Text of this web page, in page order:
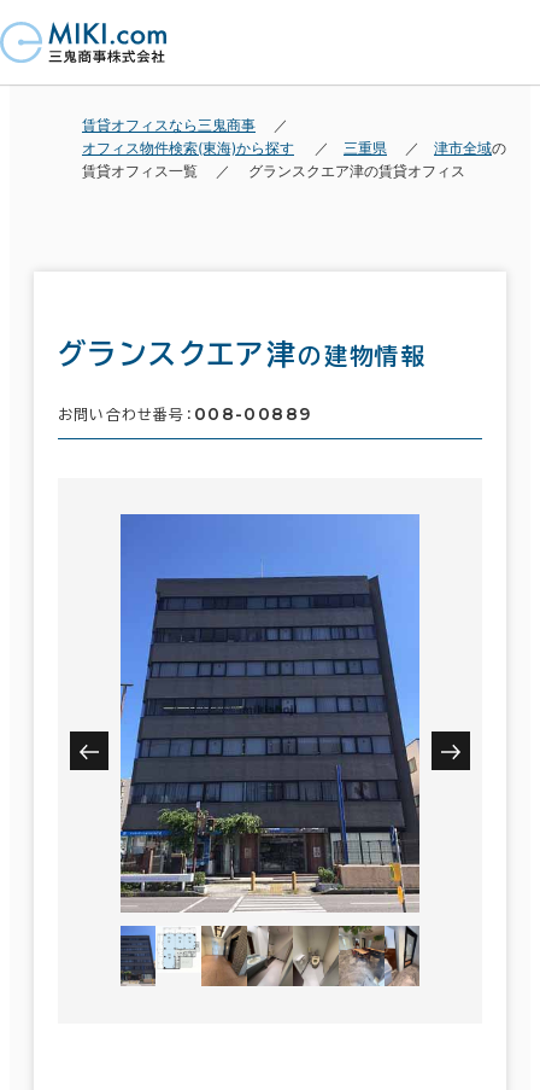
賃貸オフィスなら三鬼商事
オフィス物件検索(東海)から探す
三重県 津市全域の
賃貸オフィス一覧
グランスクエア津の賃貸オフィス
グランスクエア津の建物情報
お問い合わせ番号： 008-00889